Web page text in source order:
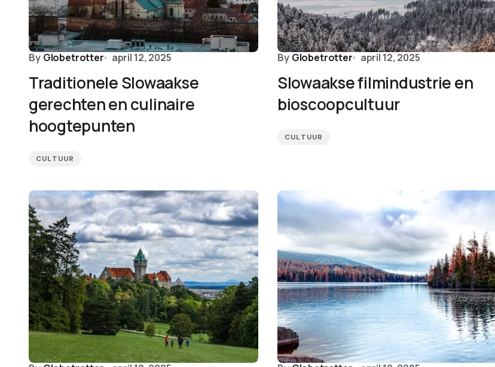
By Globetrotter april 12, 2025
Traditionele Slowaakse
gerechten en culinaire
hoogtepunten
CULTUUR
By Globetrotter april 12, 2025
Slowaakse filmindustrie en
bioscoopcultuur
CULTUUR